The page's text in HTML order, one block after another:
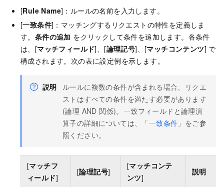
[Rule Name]：ルールの名前を入力します。
[一致条件]：マッチングするリクエストの特性を定義しま
す。 条件の追加 をクリックして条件を追加します。各条件
は、[マッチフィールド]、[論理記号]、[マッチコンテンツ] で
構成されます。次の表に設定例を示します。
説明
ルールに複数の条件が含まれる場合、リクエ
ストはすべての条件を満たす必要があります
(論理 AND 関係)。一致フィールドと論理演
算子の詳細については、「一致条件 」をご参
照ください。
[マッチフ
ィールド]
[論理記号]
[マッチコンテ
ンツ]
説明